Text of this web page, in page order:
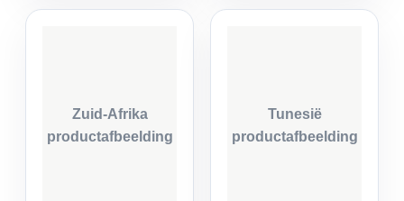
Zuid-Afrika
productafbeelding
Tunesië
productafbeelding